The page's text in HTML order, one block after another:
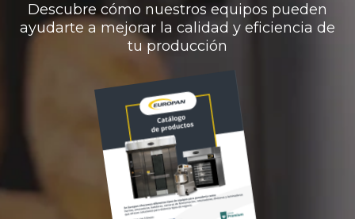
Descubre cómo nuestros equipos pueden
ayudarte a mejorar la calidad y eficiencia de
tu producción